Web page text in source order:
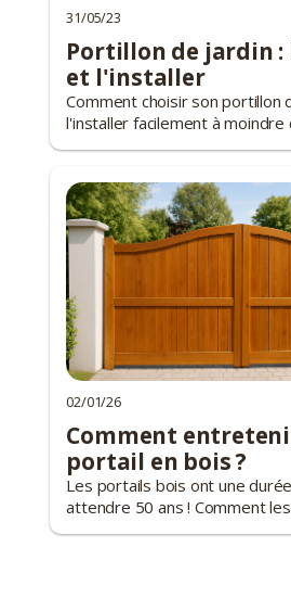
31/05/23
Portillon de jardin :
et l'installer
Comment choisir son portillon
l'installer facilement à moindre
02/01/26
Comment
portail en bois ?
Les portails bois ont une
attendre 50 ans ! Comment